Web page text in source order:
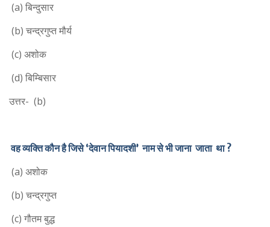
(a) बिन्दुसार
(b) चन्द्रगुप्त मौर्य
(c) अशोक
(d) बिम्बिसार
उत्तर- (b)
वह व्यक्ति कौन है जिसे ‘देवान पियादशी’ नाम से भी जाना जाता था ?
(a) अशोक
(b) चन्द्रगुप्त
(c) गौतम बुद्ध